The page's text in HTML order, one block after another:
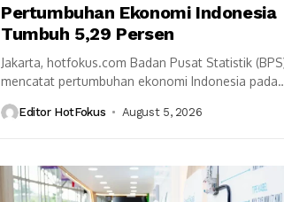
Pertumbuhan Ekonomi Indonesia
Tumbuh 5,29 Persen
Jakarta, hotfokus.com Badan Pusat Statistik
mencatat pertumbuhan ekonomi Indonesia pada
tinggi dibandingkan periode yang...
Editor HotFokus August 5, 2026